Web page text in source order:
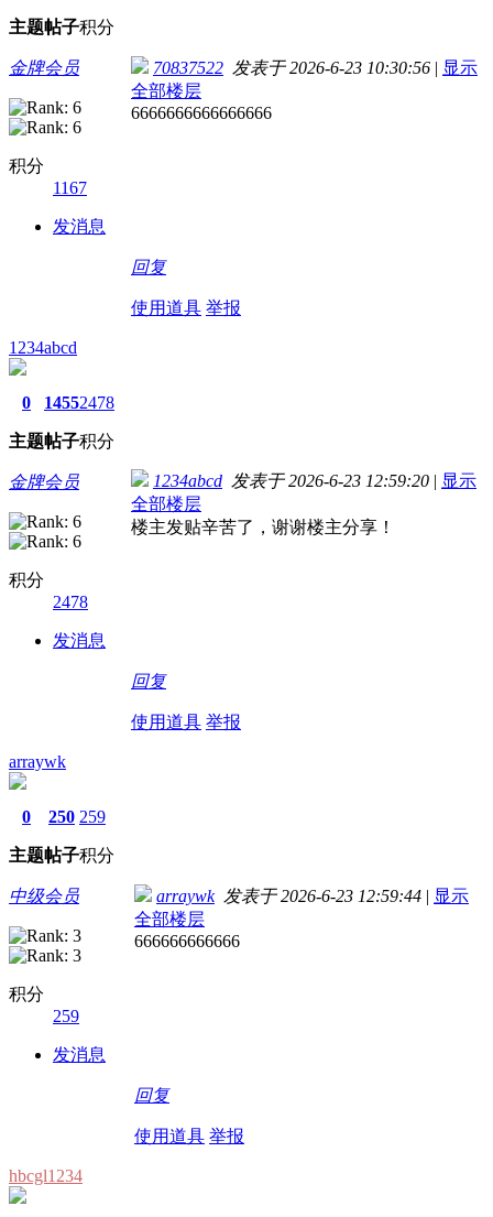
主题帖子积分
金牌会员
积分
1167
发消息
70837522 发表于 2026-6-23 10:30:56 | 显示
全部楼层
6666666666666666
回复
使用道具 举报
1234abcd
0
主题
1455
帖子
2478
积分
金牌会员
积分
2478
发消息
1234abcd 发表于 2026-6-23 12:59:20 | 显示
全部楼层
楼主发贴辛苦了，谢谢楼主分享！
回复
使用道具 举报
arraywk
0
主题
250
帖子
259
积分
中级会员
积分
259
发消息
arraywk发表于 2026-6-23 12:59:44 | 显示
全部楼层
666666666666
回复
使用道具 举报
hbcgl1234